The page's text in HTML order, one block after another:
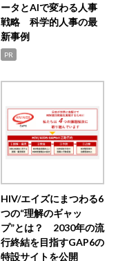
ータとAIで変わる人事
戦略 科学的人事の最
新事例
PR
HIV/エイズにまつわる6
つの“理解のギャッ
プ”とは？ 2030年の流
行終結を目指すGAP6の
特設サイトを公開